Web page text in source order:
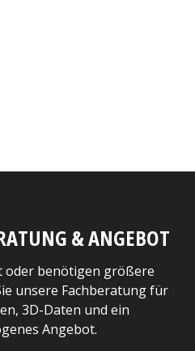
& ANGEBOT
oder benötigen größere
unsere Fachberatung für
3D-Daten und ein
Angebot.